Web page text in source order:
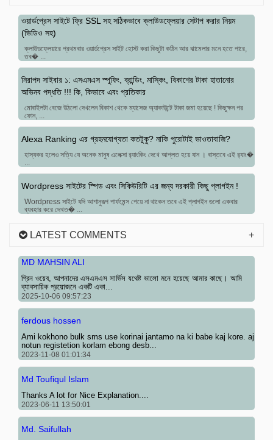
ওয়ার্ডপ্রেস সাইটে ফ্রি SSL সহ সঠিকভাবে ক্লাউডফ্লেয়ার সেটাপ করার নিয়ম
(ভিডিও সহ)
ক্লাউডফ্লেয়ারে প্রথমবার ওয়ার্ডপ্রেস সাইট হোস্ট করা কিছুটা কঠিন আর ঝামেলার মনে হতে পারে,
তব� ...
নিরাপদ সাইবার ১: এসএমএস স্পুফিং, ব্রান্ডিং, মাস্কিং, বিকাশের টাকা হাতানোর
অভিনব পদ্ধতি !!! কি, কিভাবে এবং প্রতিকার
মোবাইলটা বেজে উঠলো দেখলেন বিকাশ থেকে ম্যাসেজ অ্যাকাউন্টে টাকা জমা হয়েছে ! কিছুক্ষন পর
ফোন, ...
Alexa Ranking এর গ্রহনযোগ্যতা কতটুকু? নাকি পুরোটাই ভাওতাবাজি?
হাস্যকর হলেও সত্যি যে অনেক মানুষ এলেক্সা র‌্যাংকিং দেখে আপ্লত হয়ে যান । বাস্তবে এই র‌্যাং�
...
Wordpress সাইটের স্পিড এবং সিকিউরিটি এর জন্য দরকারী কিছু প্লাগইন !
Wordpress সাইটে যদি আশানুরূপ পার্ফমেন্স পেয়ে না থাকেন তবে এই প্লাগইন গুলো একবার
ব্যবহার করে দেখত� ...
LATEST COMMENTS
MD MAHSIN ALI
গ্রিন ওয়েব, আপনাদের এসএমএস সার্ভিস যথেষ্ট ভালো মনে হয়েছে আমার কাছে। আমি
ব্যাবসায়িক প্রয়োজনে একটি একা...
2025-10-06 09:57:23
ferdous hossen
Ami kokhono bulk sms use korinai jantamo na ki babe kaj kore. aj
notun registetion korlam ebong desb...
2023-11-08 01:01:34
Md Toufiqul Islam
Thanks A lot for Nice Explanation....
2023-06-11 13:50:01
Md. Saifullah